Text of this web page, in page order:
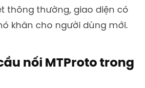
thông thường, giao diện có
khăn cho người dùng mới.
nối MTProto trong